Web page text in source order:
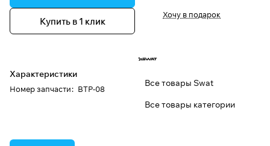
Купить в 1 клик
Характеристики
Номер запчасти: BTP-08
Хочу в подарок
Все товары Swat
Все товары категории